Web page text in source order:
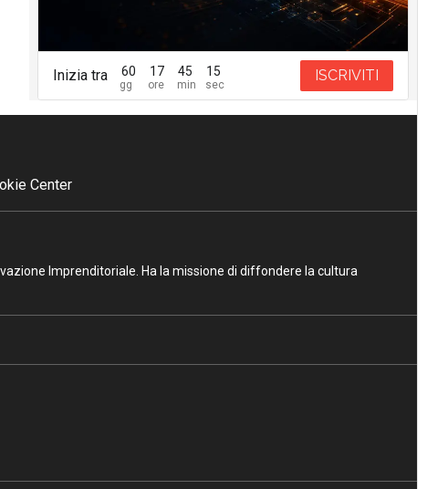
Inizia tra 60 17 45 14 ISCRIVITI
Center
Imprenditoriale. Ha la missione di diffondere la cultura